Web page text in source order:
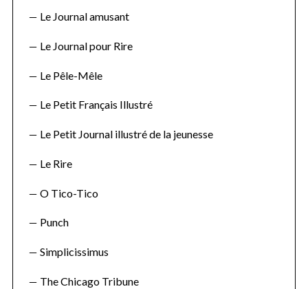
Le Journal amusant
Le Journal pour Rire
Le Pêle-Mêle
Le Petit Français Illustré
Le Petit Journal illustré de la jeunesse
Le Rire
O Tico-Tico
Punch
Simplicissimus
The Chicago Tribune